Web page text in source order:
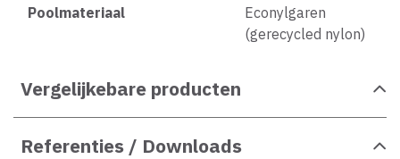
Poolmateriaal
Econylgaren
(gerecycled nylon)
Vergelijkebare producten
Referenties / Downloads